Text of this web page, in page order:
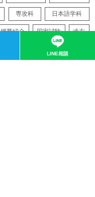
専攻科 日本語学科
授業紹介 国家試験 遠方
アスレティックトレーナー
LINE相談